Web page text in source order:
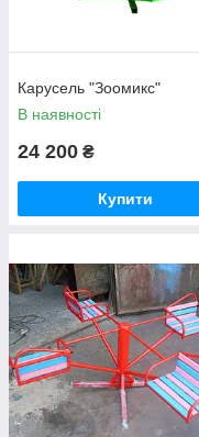
Карусель "Зоомикс"
В наявності
24 200 ₴
Купити